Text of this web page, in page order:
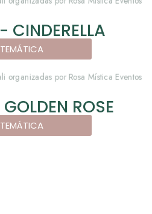
CINDERELLA
TEMÁTICA
ROSE
TEMÁTICA